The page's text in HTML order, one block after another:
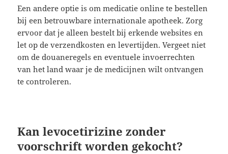
Een andere optie is om medicatie online te bestellen
bij een betrouwbare internationale apotheek. Zorg
ervoor dat je alleen bestelt bij erkende websites en
let op de verzendkosten en levertijden. Vergeet niet
om de douaneregels en eventuele invoerrechten
van het land waar je de medicijnen wilt ontvangen
te controleren.
Kan levocetirizine zonder
voorschrift worden gekocht?